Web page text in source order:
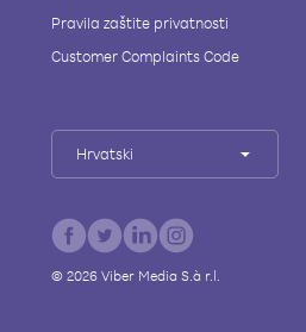
Pravila zaštite privatnosti
Customer Complaints Code
Hrvatski
© 2026Viber Media S.à r.l.